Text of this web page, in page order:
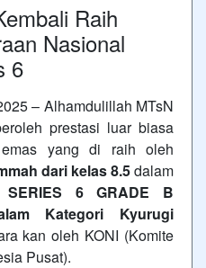
Raih
Nasional
6
– Alhamdulillah MTsN
prestasi luar biasa
yang di raih oleh
dari kelas 8.5dalam
SERIES 6 GRADE B
Kategori Kyurugi
kan oleh KONI (Komite
Pusat).